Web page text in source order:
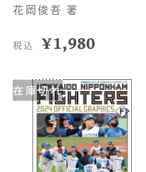
花岡俊吾 著
税込 ¥1,980
在庫切れ